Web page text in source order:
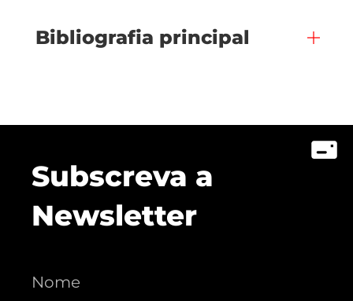
Bibliografia principal
Subscreva a
Newsletter